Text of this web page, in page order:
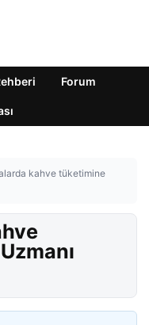
Forum
kahve tüketimine